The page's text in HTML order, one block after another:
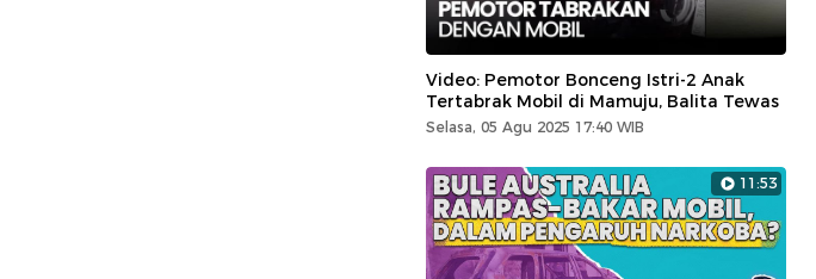
Video: Pemotor Bonceng Istri-2 Anak
Tertabrak Mobil di Mamuju, Balita Tewas
Selasa, 05 Agu 2025 17:40 WIB
11:53